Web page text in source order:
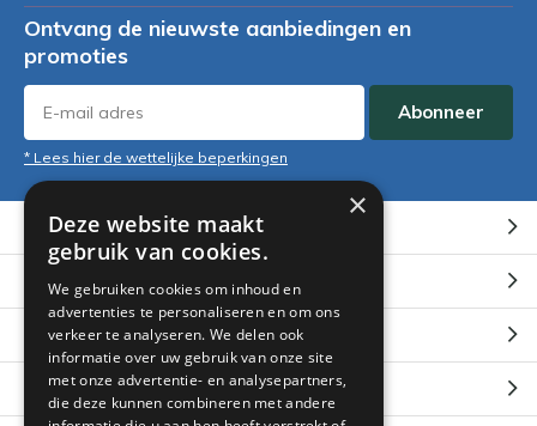
Ontvang de nieuwste aanbiedingen en
promoties
Abonneer
* Lees hier de wettelijke beperkingen
Klantenservice
Mijn account
Categorieën
Contact
×
Deze website maakt
gebruik van cookies.
We gebruiken cookies om inhoud en
advertenties te personaliseren en om ons
verkeer te analyseren. We delen ook
informatie over uw gebruik van onze site
met onze advertentie- en analysepartners,
die deze kunnen combineren met andere